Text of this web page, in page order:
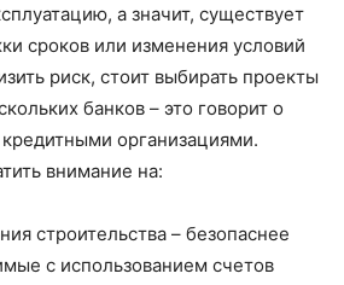
а значит, существует
сроков или изменения условий
риск, стоит выбирать проекты
банков – это говорит о
организациями.
внимание на:
строительства – безопаснее
с использованием счетов